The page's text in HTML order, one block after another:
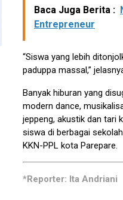
Baca Juga Berita :
Entrepreneur
“Siswa yang lebih
paduppa massal,”
Banyak hiburan yang
modern dance,
jeppeng, akustik dan tari
siswa di berbagai
KKN-PPL kota Parepare.
*Reporter: Ita Andriani